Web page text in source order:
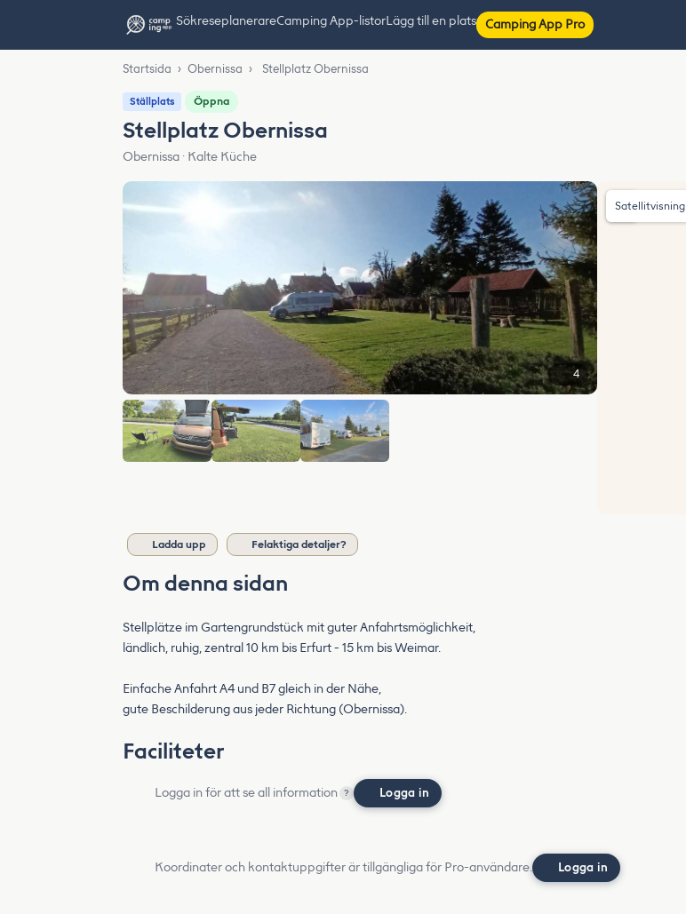
SökreseplanerareCamping App-listorLägg till en plats Camping App Pro
Startsida › Obernissa › Stellplatz Obernissa
Ställplats Öppna
Stellplatz Obernissa
Obernissa · Kalte Küche
4
Satellitvisning
Ladda upp Felaktiga detaljer?
Om denna sidan
Stellplätze im Gartengrundstück mit guter Anfahrtsmöglichkeit,
ländlich, ruhig, zentral 10 km bis Erfurt - 15 km bis Weimar.
Einfache Anfahrt A4 und B7 gleich in der Nähe,
gute Beschilderung aus jeder Richtung (Obernissa).
Faciliteter
Logga in för att se all information ? Logga in
Koordinater och kontaktuppgifter är tillgängliga för Pro-användare. Logga in